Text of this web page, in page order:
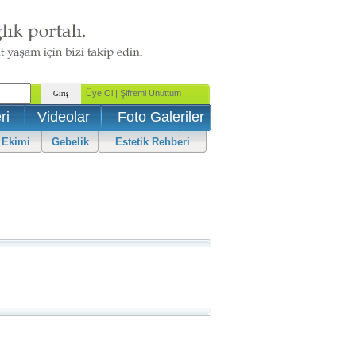
Videolar Foto Galeriler
Ekimi Gebelik Estetik Rehberi